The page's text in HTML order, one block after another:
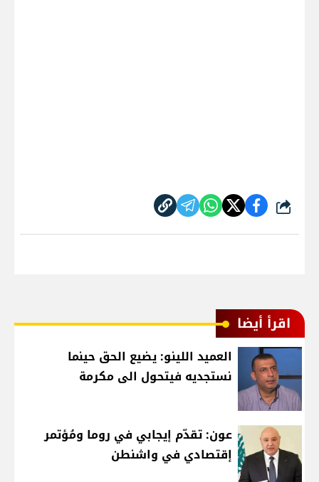
شارك
اقرأ أيضا
العميد اللينو: يضيع الحق حينما
نستجديه فيتحول الى مكرمة
عون: تقدّم إيجابي في روما ومُؤتمر
إقتصادي في واشنطن